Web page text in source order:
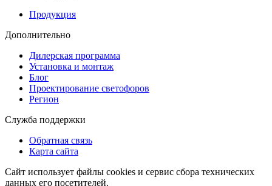
Продукция
Дополнительно
Дилерская программа
Установка и монтаж
Блог
Проектирование светофоров
Регион
Служба поддержки
Обратная связь
Карта сайта
Сайт использует файлы cookies и сервис сбора технических
данных его посетителей.